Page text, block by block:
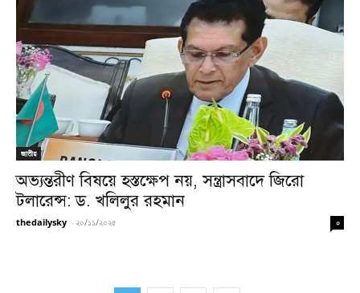
জাতীয়
অভ্যন্তরীণ বিষয়ে হস্তক্ষেপ নয়, সন্ত্রাসবাদে জিরো
টলারেন্স: ড. খলিলুর রহমান
thedailysky - ২০/১১/২০২৫ ০